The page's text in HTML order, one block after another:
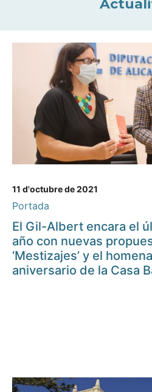
11 d'octubre de 2021
Portada
El Gil-Albert encara el
año con nuevas
‘Mestizajes’ y el
aniversario de la Casa